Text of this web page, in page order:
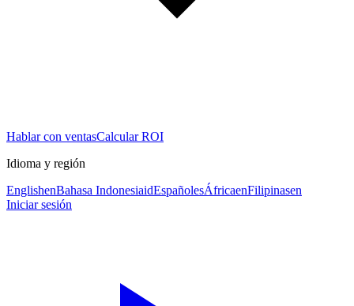
Hablar con ventasCalcular ROI
Idioma y región
EnglishenBahasa IndonesiaidEspañolesÁfricaenFilipinasen
Iniciar sesión